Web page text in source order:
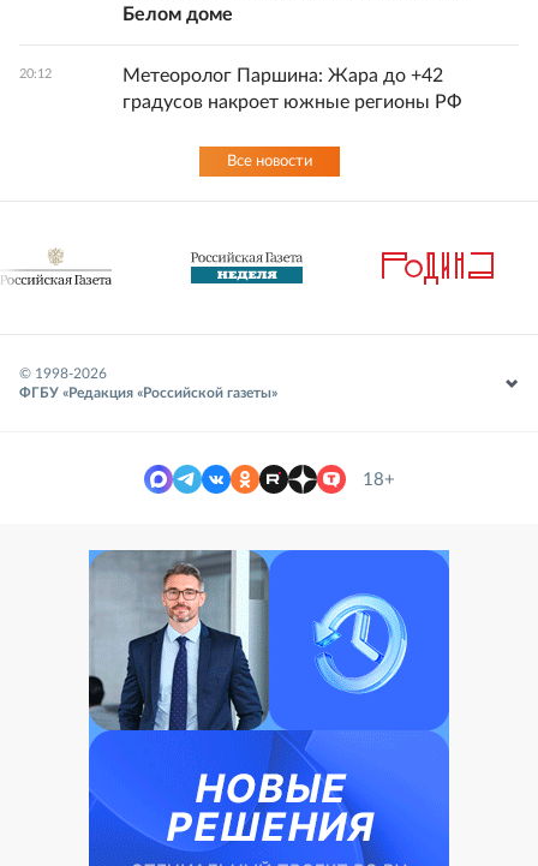
Белом доме
20:12
Метеоролог Паршина: Жара до +42
градусов накроет южные регионы РФ
Все новости
© 1998-2026
ФГБУ «Редакция «Российской газеты»
18+